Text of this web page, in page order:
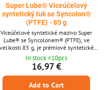
Super Lube® Víceúčelový
syntetický tuk se Syncolon®
(PTFE) - 85 g
Víceúčelové syntetické mazivo Super
Lube® se Syncolonem® (PTFE), ve
velikosti 85 g, je prémiové syntetické
určené pro náročné mazání. Jeho
mikroprášková přísada na bázi PTFE a
syntetické základové oleje snižují tření,
opotřebení a korozi v širokém teplotním
(-43 °C až +232 °C). Toto mazivo
In stock <10pcs
16,97 €
Add to Cart